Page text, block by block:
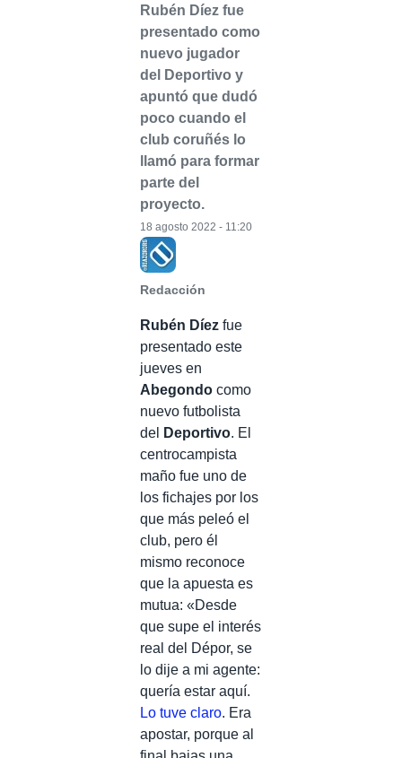
Rubén Díez fue
presentado como
nuevo jugador
del Deportivo y
apuntó que dudó
poco cuando el
club coruñés lo
llamó para formar
parte del
proyecto.
Redacción
18 agosto 2022 - 11:20
Rubén Díez fue
presentado este
jueves en
Abegondo como
nuevo futbolista
del
Deportivo. El
centrocampista
maño fue uno de
los fichajes por los
que más peleó el
club, pero él
mismo reconoce
que la apuesta es
mutua: «Desde
que supe el interés
real del Dépor, se
lo dije a mi agente:
quería estar aquí.
Lo tuve claro. Era
apostar, porque al